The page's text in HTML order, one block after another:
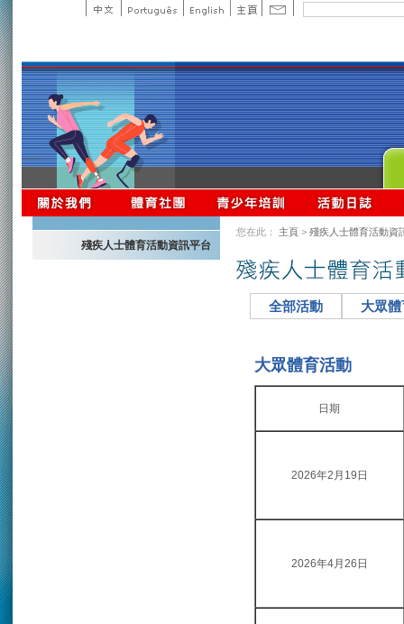
殘疾人士體育活動資訊平台
您在此： 主頁 > 殘疾人士體育活動資
全部活動 大眾
大眾體育活動
日期
2026年2月19日
2026年4月26日